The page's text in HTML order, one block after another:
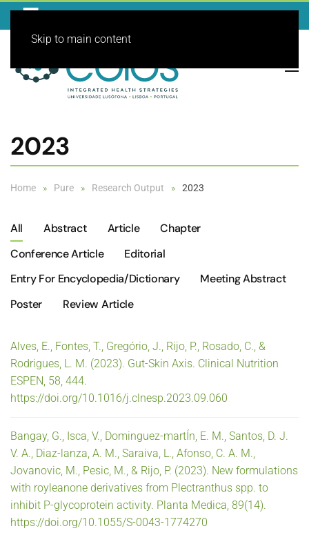
Skip to main content
2023
Home Pure Research Output 2023
All Abstract Article
Chapter
Conference Article
Editorial
Entry For Encyclopedia/dictionary
Meeting Abstract
Poster
Review Article
Alves, E., Fontes, T., Gregório, J., Rijo, P., Rosado, C., &
Rodrigues, L. M. (2023). Gut-Skin Axis. Clinical Nutrition
ESPEN, 58, 444.
https://doi.org/10.1016/j.clnesp.2023.09.060
Bangay, G., Isca, V., Dominguez-martÍn, E. M., Santos, D. J.
V. A., Diaz-lanza, A. M., Saraiva, L., Afonso, C. A. M.,
Jovanovic, M., Pesic, M., & Rijo, P. (2023). New formulations
with royleanone derivatives from Plectranthus spp. to
inhibit P-glycoprotein activity. Planta Medica, 89(14).
https://doi.org/10.1055/S-0043-1774270